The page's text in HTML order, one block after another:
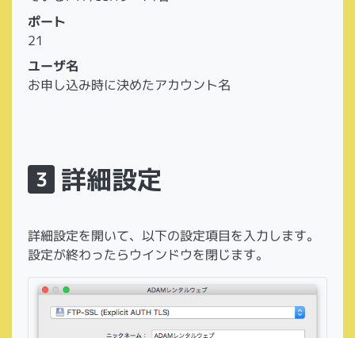
ポート
21
ユーザ名
お申し込み時に決めたアカウント名
3 詳細設定
詳細設定を開いて、以下の設定項目を入力します。
設定が終わったらウインドウを閉じます。